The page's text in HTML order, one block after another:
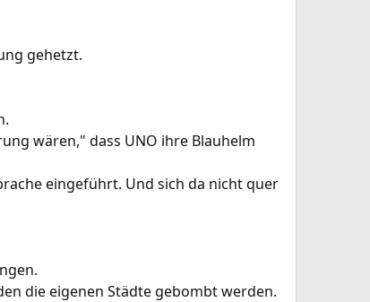
gehetzt.
wären," dass UNO ihre Blauhelm
eingeführt. Und sich da nicht quer
die eigenen Städte gebombt werden.